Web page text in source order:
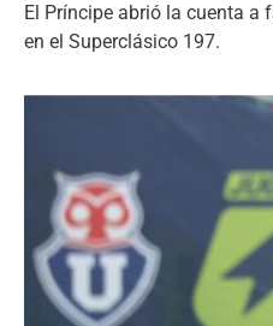
El Príncipe abrió la cuenta a
en el Superclásico 197.